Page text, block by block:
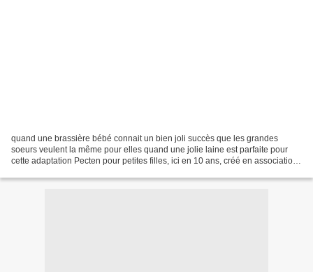
quand une brassière bébé connait un bien joli succès que les grandes
soeurs veulent la même pour elles quand une jolie laine est parfaite pour
cette adaptation Pecten pour petites filles, ici en 10 ans, créé en association